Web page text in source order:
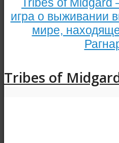
игра о выживании
мире,
Tribes of